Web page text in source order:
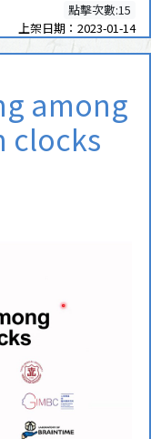
點擊次數:15
上架日期：2023-01-14
among
clocks